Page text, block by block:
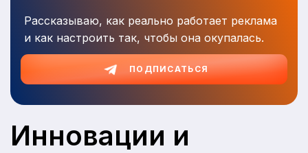
Рассказываю, как реально работает реклама
и как настроить так, чтобы она окупалась.
ПОДПИСАТЬСЯ
Инновации и